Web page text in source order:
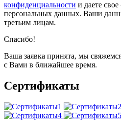
конфиденциальности и даете
персональных данных. Ваши
третьим лицам.
Спасибо!
Ваша заявка принята, мы
с Вами в ближайшее время.
Сертификаты